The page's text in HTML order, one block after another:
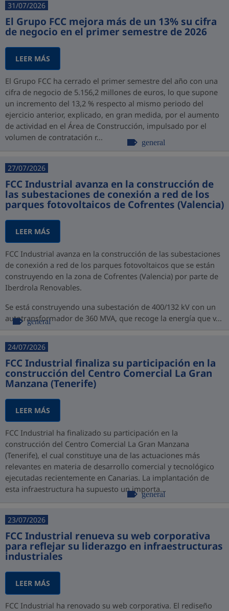
31/07/2026
El Grupo FCC mejora más de un 13% su cifra
de negocio en el primer semestre de 2026
LEER MÁS
El Grupo FCC ha cerrado el primer semestre del año con una
cifra de negocio de 5.156,2 millones de euros, lo que supone
un incremento del 13,2 % respecto al mismo periodo del
ejercicio anterior, explicado, en gran medida, por el aumento
de actividad en el Área de Construcción, impulsado por el
volumen de contratación r...
general
27/07/2026
FCC Industrial avanza en la construcción de
las subestaciones de conexión a red de los
parques fotovoltaicos de Cofrentes (Valencia)
LEER MÁS
FCC Industrial avanza en la construcción de las subestaciones
de conexión a red de los parques fotovoltaicos que se están
construyendo en la zona de Cofrentes (Valencia) por parte de
Iberdrola Renovables.
Se está construyendo una subestación de 400/132 kV con un
autotransformador de 360 MVA, que recoge la energía que v...
general
24/07/2026
FCC Industrial finaliza su participación en la
construcción del Centro Comercial La Gran
Manzana (Tenerife)
LEER MÁS
FCC Industrial ha finalizado su participación en la
construcción del Centro Comercial La Gran Manzana
(Tenerife), el cual constituye una de las actuaciones más
relevantes en materia de desarrollo comercial y tecnológico
ejecutadas recientemente en Canarias. La implantación de
esta infraestructura ha supuesto un importa...
general
23/07/2026
FCC Industrial renueva su web corporativa
para reflejar su liderazgo en infraestructuras
industriales
LEER MÁS
FCC Industrial ha renovado su web corporativa. El rediseño